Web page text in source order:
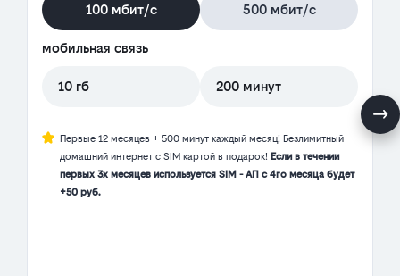
100 мбит/с 500 мбит/с
мобильная связь
10 гб 200 минут
Первые 12 месяцев + 500 минут каждый месяц! Безлимитный
домашний интернет с SIM картой в подарок! Если в течении
первых 3х месяцев используется SIM - АП с 4го месяца будет
+50 руб.